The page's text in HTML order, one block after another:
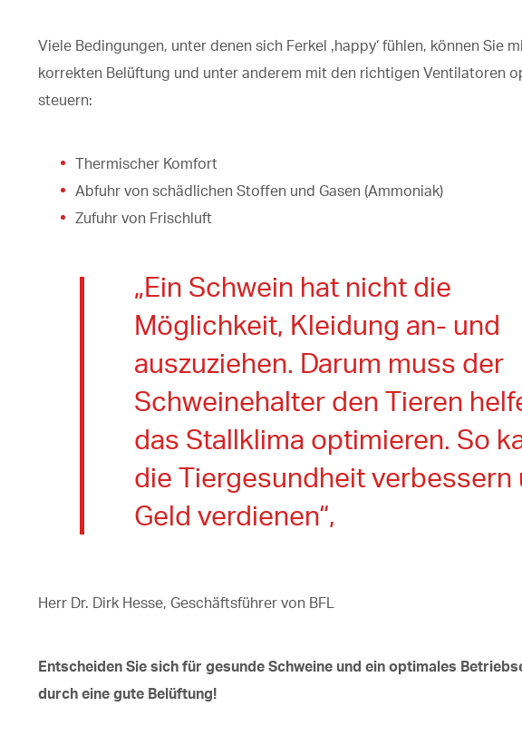
Viele Bedingungen, unter denen sich Ferkel ‚happy‘ fühlen, können Sie
korrekten Belüftung und unter anderem mit den richtigen Ventilatoren
steuern:
Thermischer Komfort
Abfuhr von schädlichen Stoffen und Gasen (Ammoniak)
Zufuhr von Frischluft
„Ein Schwein hat nicht die
Möglichkeit, Kleidung an- und
auszuziehen. Darum muss der
Schweinehalter den Tieren
das Stallklima optimieren. So
die Tiergesundheit verbessern
Geld verdienen“,
Herr Dr. Dirk Hesse, Geschäftsführer von BFL
Entscheiden Sie sich für gesunde Schweine und ein optimales
durch eine gute Belüftung!